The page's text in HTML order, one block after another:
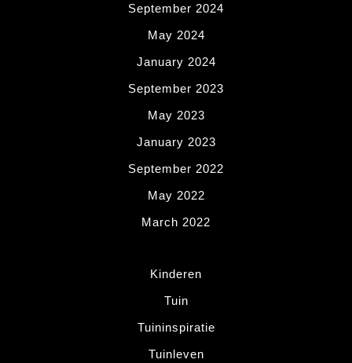
September 2024
May 2024
January 2024
September 2023
May 2023
January 2023
September 2022
May 2022
March 2022
Kinderen
Tuin
Tuininspiratie
Tuinleven